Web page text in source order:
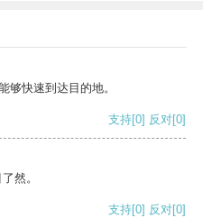
够快速到达目的地。
支持[0] 反对[0]
然。
支持[0] 反对[0]